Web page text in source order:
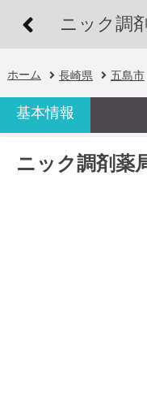
ニック調
ホーム 長崎県 五島市
基本情報
ニック調剤薬